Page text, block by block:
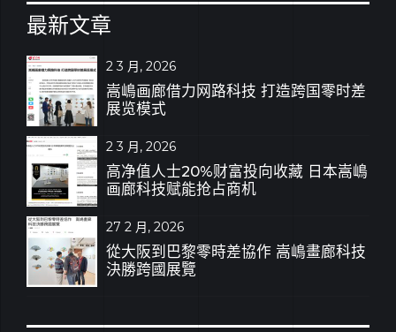
最新文章
2 3 月, 2026
嵩嶋画廊借力网路科技 打造跨国零时差
展览模式
2 3 月, 2026
高净值人士20%财富投向收藏 日本嵩嶋
画廊科技赋能抢占商机
27 2 月, 2026
從大阪到巴黎零時差協作 嵩嶋畫廊科技
決勝跨國展覽